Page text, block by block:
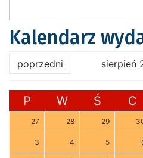
Kalendarz
poprzedni sierpień
P W Ś C
27 28 29
3 4 5